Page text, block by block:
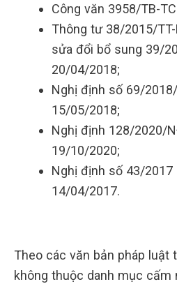
Công văn 3958/TB-
Thông tư 38/2015/
sửa đổi bổ sung 39/
20/04/2018;
Nghị định số 69/
15/05/2018;
Nghị định 128/2020/
19/10/2020;
Nghị định số 43/2017
14/04/2017.
Theo các văn bản pháp luật
không thuộc danh mục cấm